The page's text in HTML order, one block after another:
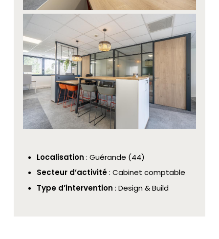
Localisation : Guérande (44)
Secteur d’activité: Cabinet comptable
Type d’intervention : Design & Build